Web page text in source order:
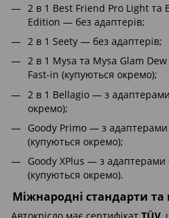
2 в 1 Best Friend Pro Light та
Edition — без адаптерів;
2 в 1 Seety — без адаптерів;
2 в 1 Mysa та Mysa Glam
Fast-in (купуються окремо);
2 в 1 Bellagio — з
окремо);
Goody Primo — з
(купуються окремо);
Goody XPlus — з
(купуються окремо).
Міжнародні стандарти та